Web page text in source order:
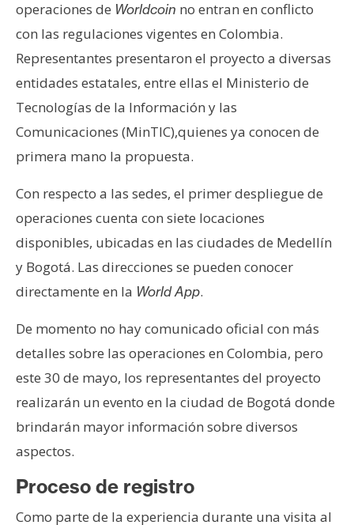
u
r
o
s
o
t
a
c
t
y
P
b
l
i
c
d
a
operaciones de Worldcoin no entran en conflicto
con las regulaciones vigentes en Colombia.
Representantes presentaron el proyecto a diversas
entidades estatales, entre ellas el Ministerio de
Tecnologías de la Información y las
Comunicaciones (MinTIC),quienes ya conocen de
primera mano la propuesta.
Con respecto a las sedes, el primer despliegue de
operaciones cuenta con siete locaciones
disponibles, ubicadas en las ciudades de Medellín
y Bogotá. Las direcciones se pueden conocer
directamente en la World App.
De momento no hay comunicado oficial con más
detalles sobre las operaciones en Colombia, pero
este 30 de mayo, los representantes del proyecto
realizarán un evento en la ciudad de Bogotá donde
brindarán mayor información sobre diversos
aspectos.
Proceso de registro
Como parte de la experiencia durante una visita al